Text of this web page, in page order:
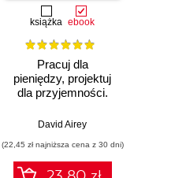
książka ebook
Pracuj dla
pieniędzy, projektuj
dla przyjemności.
freelancera
David Airey
(22,45 zł najniższa cena z 30 dni)